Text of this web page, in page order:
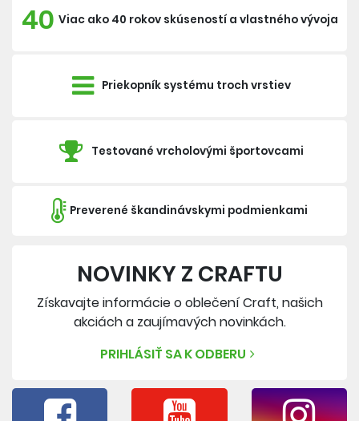
40 Viac ako 40 rokov skúseností a vlastného vývoja
Priekopník systému troch vrstiev
Testované vrcholovými športovcami
Preverené škandinávskymi podmienkami
NOVINKY Z CRAFTU
Získavajte informácie o oblečení Craft, našich
akciách a zaujímavých novinkách.
PRIHLÁSIŤ SA K ODBERU